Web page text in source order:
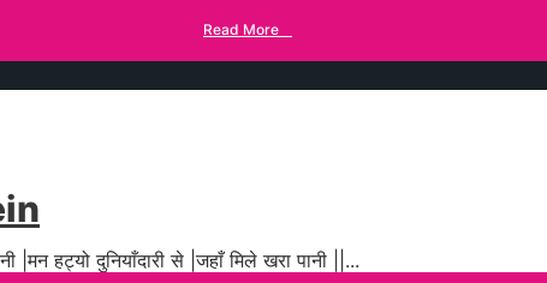
Read More
|मन हट्यो दुनियाँदारी से |जहाँ मिले खरा पानी || ...